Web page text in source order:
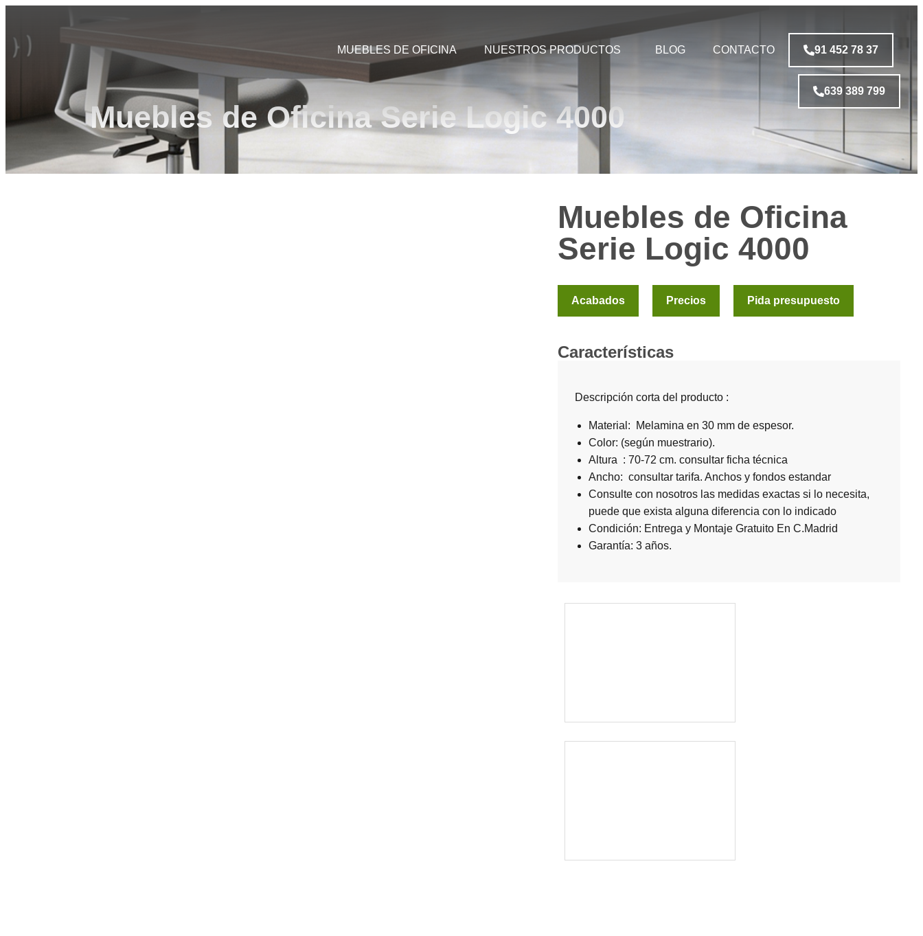
MUEBLES DE OFICINA NUESTROS PRODUCTOS BLOG CONTACTO 91 452 78 37
639 389 799
Muebles de Oficina Serie Logic 4000
Muebles de Oficina
Serie Logic 4000
Acabados Precios Pida presupuesto
Características
Descripción corta del producto :
Material: Melamina en 30 mm de espesor.
Color: (según muestrario).
Altura : 70-72 cm. consultar ficha técnica
Ancho: consultar tarifa. Anchos y fondos estandar
Consulte con nosotros las medidas exactas si lo necesita,
puede que exista alguna diferencia con lo indicado
Condición: Entrega y Montaje Gratuito En C.Madrid
Garantía: 3 años.